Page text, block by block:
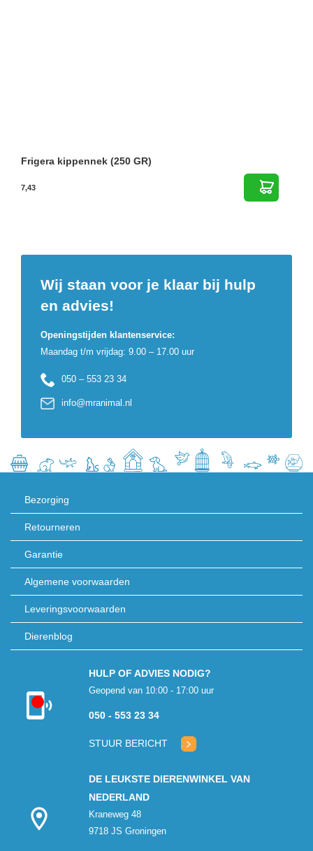
Frigera kippennek (250 GR)
7,43
Wij staan voor je klaar bij hulp
en advies!
Openingstijden klantenservice:
Maandag t/m vrijdag: 9.00 – 17.00 uur
050 – 553 23 34
info@mranimal.nl
Bezorging
Retourneren
Garantie
Algemene voorwaarden
Leveringsvoorwaarden
Dierenblog
Kon niet
verbinden met
HULP OF ADVIES NODIG?
Geopend van 10:00 - 17:00 uur
050 - 553 23 34
STUUR BERICHT
DE LEUKSTE DIERENWINKEL VAN
NEDERLAND
Kraneweg 48
9718 JS Groningen